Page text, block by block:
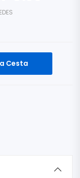
Cesta